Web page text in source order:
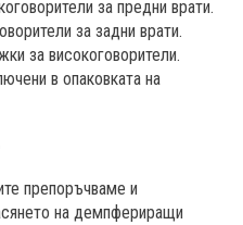
за предни врати.
за задни врати.
за високоговорители.
в опаковката на
препоръчваме и
на демпфериращи